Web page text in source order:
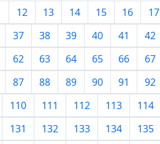
12 13 14 15 16 17
37 38 39 40 41 42
62 63 64 65 66 67
87 88 89 90 91 92
110 111 112 113 114
131 132 133 134 135